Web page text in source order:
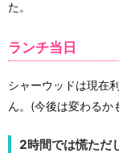
た。
ランチ当日
シャーウッドは現在
ん。(今後は変わるか
2時間では慌ただ